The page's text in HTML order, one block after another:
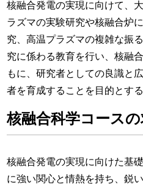
核融合発電の実現に向けて、
ラズマの実験研究や核融合炉
究、高温プラズマの複雑な振
究に係わる教育を行い、核融
もに、研究者としての良識と
者を育成することを目的とする
核融合科学コース
核融合発電の実現に向けた基
に強い関心と情熱を持ち、鋭